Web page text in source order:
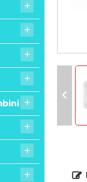








